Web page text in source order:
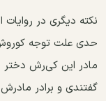
نکته دیگری در
حدی علت توجه کوروش
مادر این کی‌رش دختر
گفتندی و برادر